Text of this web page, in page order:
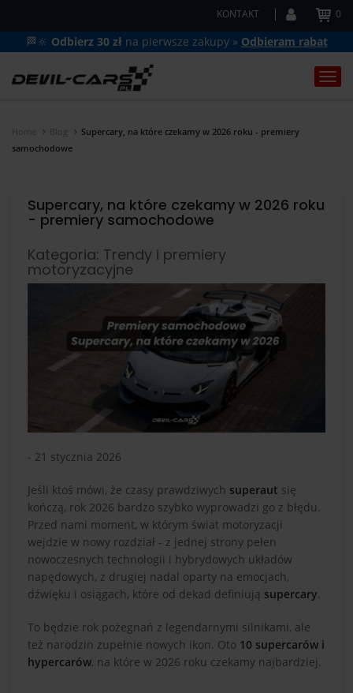
KONTAKT 0
🏁🔆 Odbierz 30 zł na pierwsze zakupy » Odbieram rabat
Home Blog
Supercary, na które czekamy w 2026 roku - premiery
samochodowe
Supercary, na które czekamy w 2026 roku
- premiery samochodowe
Kategoria: Trendy i premiery
motoryzacyjne
- 21 stycznia 2026
Jeśli ktoś mówi, że czasy prawdziwych superaut się
kończą, rok 2026 bardzo szybko wyprowadzi go z błędu.
Przed nami moment, w którym świat motoryzacji
wejdzie w nowy rozdział - z jednej strony pełen
nowoczesnych technologii i hybrydowych układów
napędowych, z drugiej nadal oparty na emocjach,
dźwięku i osiągach, które od dekad definiują supercary.
To będzie rok pożegnań z legendarnymi silnikami, ale
też narodzin zupełnie nowych ikon. Oto 10 supercarów i
hypercarów, na które w 2026 roku czekamy najbardziej.